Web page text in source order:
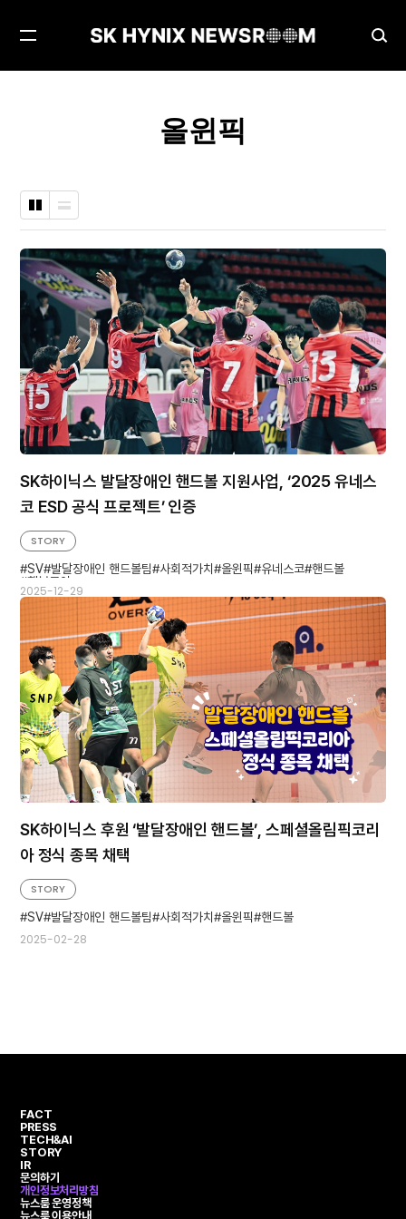
검
색
메
올윈픽
바
판
형
나
형
SK하이닉스 발달장애인 핸드볼 지원사업, ‘2025 유네스
코 ESD 공식 프로젝트’ 인증
2025-12-29
STORY
SV 발달장애인 핸드볼팀 사회적가치 올윈픽 유네스코 핸드볼
행복모아
SK하이닉스 후원 ‘발달장애인 핸드볼’, 스페셜올림픽코리
아 정식 종목 채택
2025-02-28
STORY
SV 발달장애인 핸드볼팀 사회적가치 올윈픽 핸드볼
FACT
PRESS
TECH&AI
STORY
IR
문의하기
개인정보처리방침
뉴스룸 운영정책
뉴스룸 이용안내